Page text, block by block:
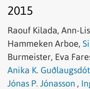
2015
Raouf Kilada, Ann-
Hammeken Arboe,
Burmeister, Eva
Anika K.
Jónas P. Jónasson ,